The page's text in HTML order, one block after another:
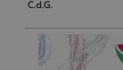
C.d.G.